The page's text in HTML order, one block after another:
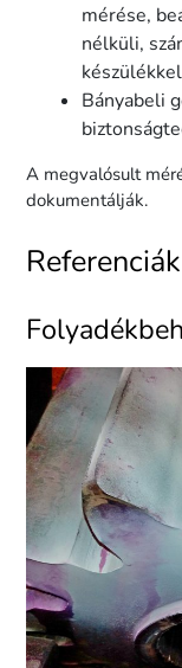
mérése,
nélküli,
Bányabeli
A megvalósult
dokumentálják.
Referenciák